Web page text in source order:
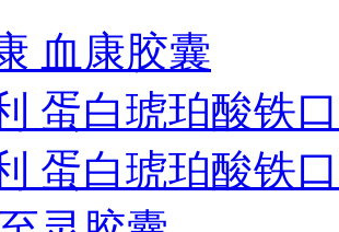
血康胶囊
蛋白琥珀酸铁
蛋白琥珀酸铁